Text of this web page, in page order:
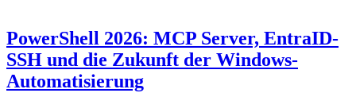
PowerShell 2026: MCP Server, EntraID-
SSH und die Zukunft der Windows-
Automatisierung